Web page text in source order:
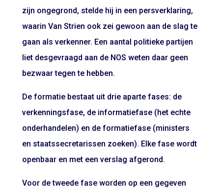
zijn ongegrond, stelde hij in een persverklaring,
waarin Van Strien ook zei gewoon aan de slag te
gaan als verkenner. Een aantal politieke partijen
liet desgevraagd aan de NOS weten daar geen
bezwaar tegen te hebben.
De formatie bestaat uit drie aparte fases: de
verkenningsfase, de informatiefase (het echte
onderhandelen) en de formatiefase (ministers
en staatssecretarissen zoeken). Elke fase wordt
openbaar en met een verslag afgerond.
Voor de tweede fase worden op een gegeven